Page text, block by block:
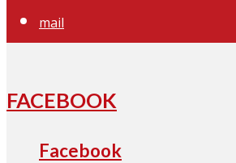
mail
FACEBOOK
Facebook